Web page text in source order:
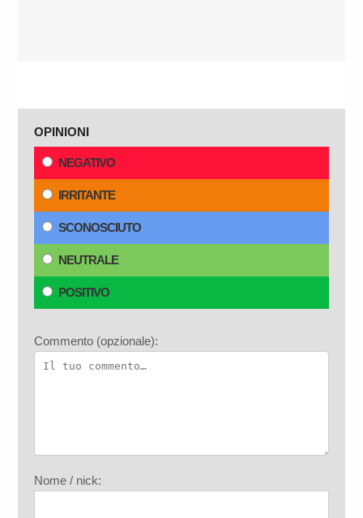
OPINIONI
NEGATIVO
IRRITANTE
SCONOSCIUTO
NEUTRALE
POSITIVO
Commento (opzionale):
Nome / nick: